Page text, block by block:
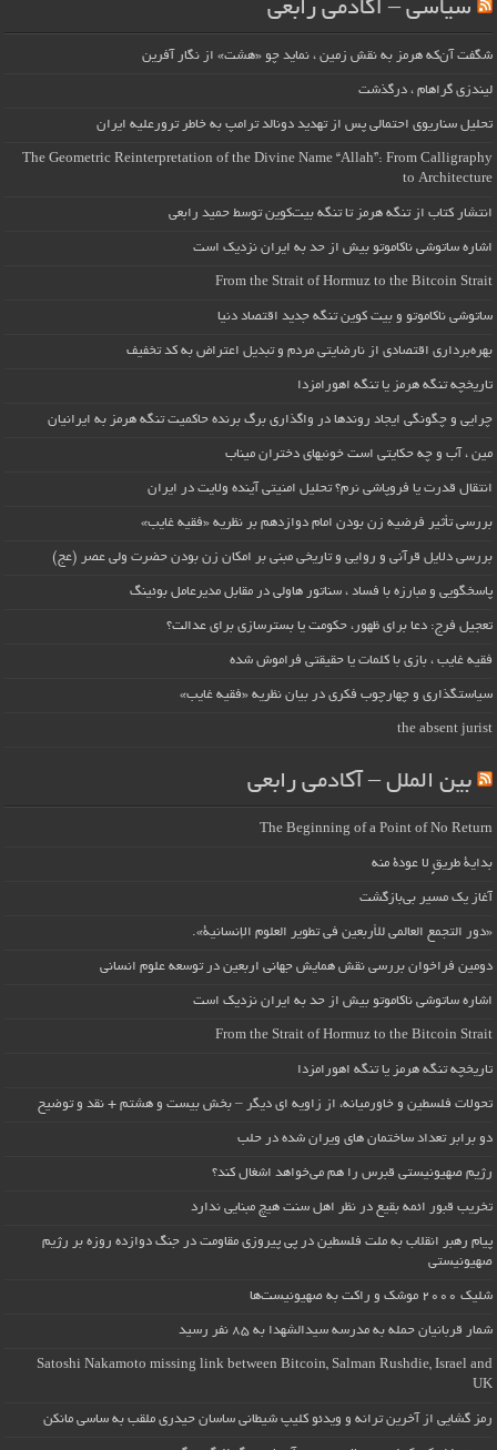
سیاسی – آکادمی رابعی
شگفت آن‌که هرمز به نقش زمین ، نماید چو «هشت» از نگار آفرین
لیندزی گراهام ، درگذشت
تحلیل سناریوی احتمالی پس از تهدید دونالد ترامپ به خاطر ترورعلیه ایران
The Geometric Reinterpretation of the Divine Name “Allah”: From Calligraphy
to Architecture
انتشار کتاب از تنگه هرمز تا تنگه بیت‌کوین توسط حمید رابعی
اشاره ساتوشی ناکاموتو بیش از حد به ایران نزدیک است
From the Strait of Hormuz to the Bitcoin Strait
ساتوشی ناکاموتو و بیت کوین تنگه جدید اقتصاد دنیا
بهره‌برداری اقتصادی از نارضایتی مردم و تبدیل اعتراض به کد تخفیف
تاریخچه تنگه هرمز یا تنگه اهورامزدا
چرایی و چگونگی ایجاد روندها در واگذاری برگ برنده حاکمیت تنگه هرمز به ایرانیان
مین ، آب و چه حکایتی است خونبهای دختران میناب
انتقال قدرت یا فروپاشی نرم؟ تحلیل امنیتی آینده ولایت در ایران
بررسی تأثیر فرضیه زن بودن امام دوازدهم بر نظریه «فقیه غایب»
بررسی دلایل قرآنی و روایی و تاریخی مبنی بر امکان زن بودن حضرت ولی عصر (عج)
پاسخگویی و مبارزه با فساد ، سناتور هاولی در مقابل مدیرعامل بوئینگ
تعجیل فرج: دعا برای ظهور، حکومت یا بسترسازی برای عدالت؟
فقیه غایب ، بازی با کلمات یا حقیقتی فراموش شده
سیاستگذاری و چهارچوب فکری در بیان نظریه «فقیه غایب»
the absent jurist
بین الملل – آکادمی رابعی
The Beginning of a Point of No Return
بداية طريقٍ لا عودة منه
آغاز یک مسیر بی‌بازگشت
«دور التجمع العالمي للأربعين في تطوير العلوم الإنسانية».
دومین فراخوان بررسی نقش همایش جهانی اربعین در توسعه علوم انسانی
اشاره ساتوشی ناکاموتو بیش از حد به ایران نزدیک است
From the Strait of Hormuz to the Bitcoin Strait
تاریخچه تنگه هرمز یا تنگه اهورامزدا
تحولات فلسطین و خاورمیانه، از زاویه ای دیگر – بخش بیست و هشتم + نقد و توضیح
دو برابر تعداد ساختمان های ویران شده در حلب
رژیم صهیونیستی قبرس را هم می‌خواهد اشغال کند؟
تخریب قبور ائمه بقیع در نظر اهل سنت هیچ مبنایی ندارد
پیام رهبر انقلاب به ملت فلسطین در پی پیروزی مقاومت در جنگ دوازده روزه بر رژیم
صهیونیستی
شلیک ۲۰۰۰ موشک و راکت به صهیونیست‌ها
شمار قربانیان حمله به مدرسه سیدالشهدا به ۸۵ نفر رسید
Satoshi Nakamoto missing link between Bitcoin, Salman Rushdie, Israel and
UK
رمز گشایی از آخرین ترانه و ویدئو کلیپ شیطانی ساسان حیدری ملقب به ساسی مانکن